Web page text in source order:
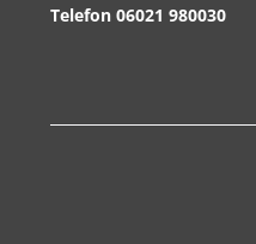
Telefon 06021 980030